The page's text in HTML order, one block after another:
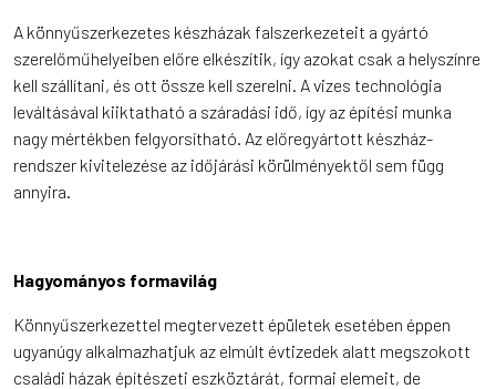
A könnyűszerkezetes készházak falszerkezeteit a gyártó
szerelőműhelyeiben előre elkészítik, így azokat csak a helyszínre
kell szállítani, és ott össze kell szerelni. A vizes technológia
leváltásával kiiktatható a száradási idő, így az építési munka
nagy mértékben felgyorsítható. Az előregyártott készház-
rendszer kivitelezése az időjárási körülményektől sem függ
annyira.
Hagyományos formavilág
Könnyűszerkezettel megtervezett épületek esetében éppen
ugyanúgy alkalmazhatjuk az elmúlt évtizedek alatt megszokott
családi házak építészeti eszköztárát, formai elemeit, de